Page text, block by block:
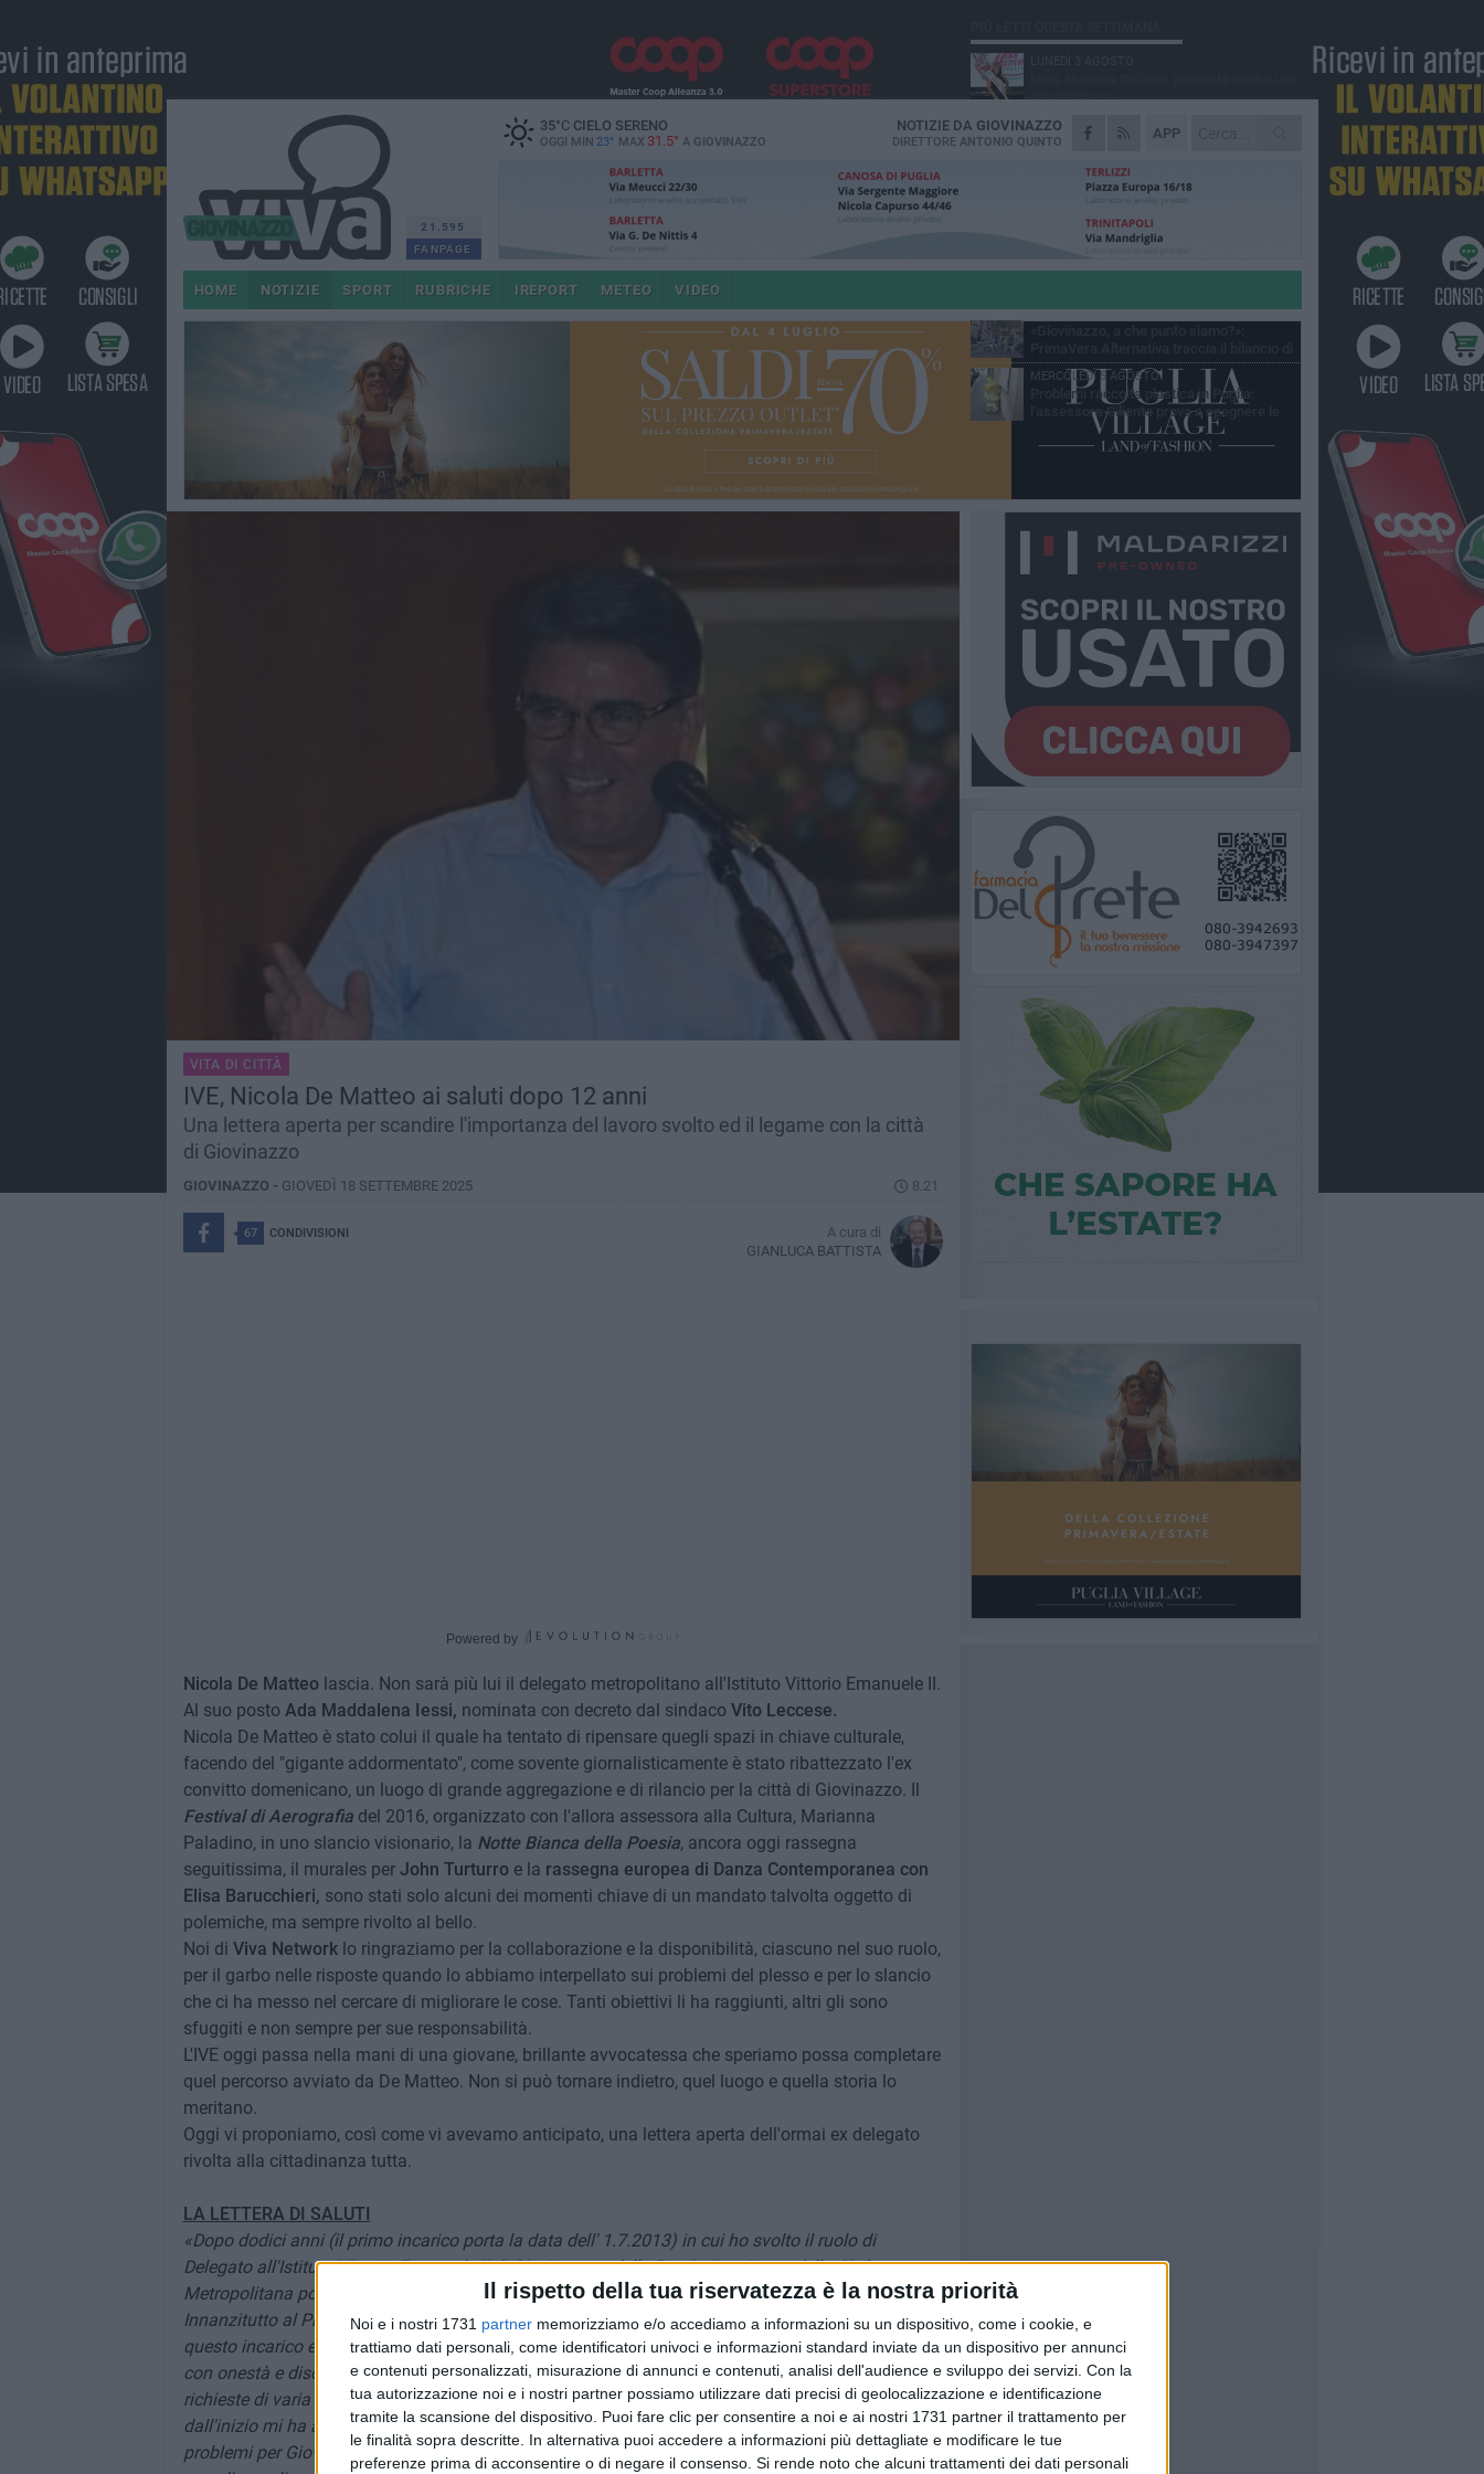
Il rispetto della tua riservatezza è la nostra priorità
Noi e i nostri 1731 partner memorizziamo e/o accediamo a informazioni su un dispositivo, come i cookie, e
trattiamo dati personali, come identificatori univoci e informazioni standard inviate da un dispositivo per annunci
e contenuti personalizzati, misurazione di annunci e contenuti, analisi dell'audience e sviluppo dei servizi. Con la
tua autorizzazione noi e i nostri partner possiamo utilizzare dati precisi di geolocalizzazione e identificazione
tramite la scansione del dispositivo. Puoi fare clic per consentire a noi e ai nostri 1731 partner il trattamento per
le finalità sopra descritte. In alternativa puoi accedere a informazioni più dettagliate e modificare le tue
preferenze prima di acconsentire o di negare il consenso. Si rende noto che alcuni trattamenti dei dati personali
21.595
FANPAGE
35°CCIELO SERENO
OGGI MIN 23° MAX 31.5° A GIOVINAZZO
APP
NOTIZIE DA GIOVINAZZO
DIRETTORE ANTONIO QUINTO
HOME NOTIZIE SPORT RUBRICHE IREPORT METEO VIDEO
VITA DI CITTÀ
IVE, Nicola De Matteo ai saluti dopo 12 anni
Una lettera aperta per scandire l'importanza del lavoro svolto ed il legame con la città
di Giovinazzo
GIOVINAZZO - GIOVEDÌ 18 SETTEMBRE 2025 8.21
67 CONDIVISIONI
A cura di
GIANLUCA BATTISTA
Powered by
Nicola De Matteolascia. Non sarà più lui il delegato metropolitano all'Istituto Vittorio Emanuele II.
Al suo posto Ada Maddalena Iessi, nominata con decreto dal sindaco Vito Leccese.
Nicola De Matteo è stato colui il quale ha tentato di ripensare quegli spazi in chiave culturale,
facendo del "gigante addormentato", come sovente giornalisticamente è stato ribattezzato l'ex
convitto domenicano, un luogo di grande aggregazione e di rilancio per la città di Giovinazzo. Il
Festival di Aerografiadel 2016, organizzato con l'allora assessora alla Cultura, Marianna
Paladino, in uno slancio visionario, la Notte Bianca della Poesia, ancora oggi rassegna
seguitissima, il murales per John Turturroe la rassegna europea di Danza Contemporanea con
Elisa Barucchieri, sono stati solo alcuni dei momenti chiave di un mandato talvolta oggetto di
polemiche, ma sempre rivolto al bello.
Noi di Viva Networklo ringraziamo per la collaborazione e la disponibilità, ciascuno nel suo ruolo,
per il garbo nelle risposte quando lo abbiamo interpellato sui problemi del plesso e per lo slancio
che ci ha messo nel cercare di migliorare le cose. Tanti obiettivi li ha raggiunti, altri gli sono
sfuggiti e non sempre per sue responsabilità.
L'IVE oggi passa nella mani di una giovane, brillante avvocatessa che speriamo possa completare
quel percorso avviato da De Matteo. Non si può tornare indietro, quel luogo e quella storia lo
meritano.
Oggi vi proponiamo, così come vi avevamo anticipato, una lettera aperta dell'ormai ex delegato
rivolta alla cittadinanza tutta.
LA LETTERA DI SALUTI
«Dopo dodici anni (il primo incarico porta la data dell' 1.7.2013) in cui ho svolto il ruolo di
Delegato all'Istituto Vittorio Emanuele II di Giovinazzo - della Provincia prima e della Città
Metropolitana poi - mi sembra doveroso e opportuno rivolgere qualche saluto e ringraziamento.
Innanzitutto al Prof. Francesco Schittulli che nel 2013 ebbe piena fiducia in me e mi assegnò
questo incarico e all'Ing. Antonio Decaro che dal 2015 mi ha sempre riconfermato. Ho collaborato
con onestà e discrezione con tutte le maestranze e associazioni che si sono rivolte a me per le
richieste di varia natura. Un ringraziamento particolare al Sindaco Tommaso Depalma che sin
dall'inizio mi ha accolto con garbo e simpatia. Con lui ricordo di aver risolto uno dei più importanti
problemi per Giovinazzo. Ci attivammo, infatti, per il trasferimento all'Istituto del 118 e della
giovinazzese
MARTEDÌ 4 AGOSTO
Liquidi oleosi sul litorale di Giovinazzo,
VENERDÌ 31 LUGLIO
mito di Mina, la comicità di Uccio De Santis
e il ritmo del Salento
"Officina Handmade", a Giovinazzo apre la
LUNEDÌ 3 AGOSTO
4 anni di Sollecito
MERCOLEDÌ 5 AGOSTO
Problemi raccolta plastica in Puglia:
l'assessora Ciliento prova a spegnere le